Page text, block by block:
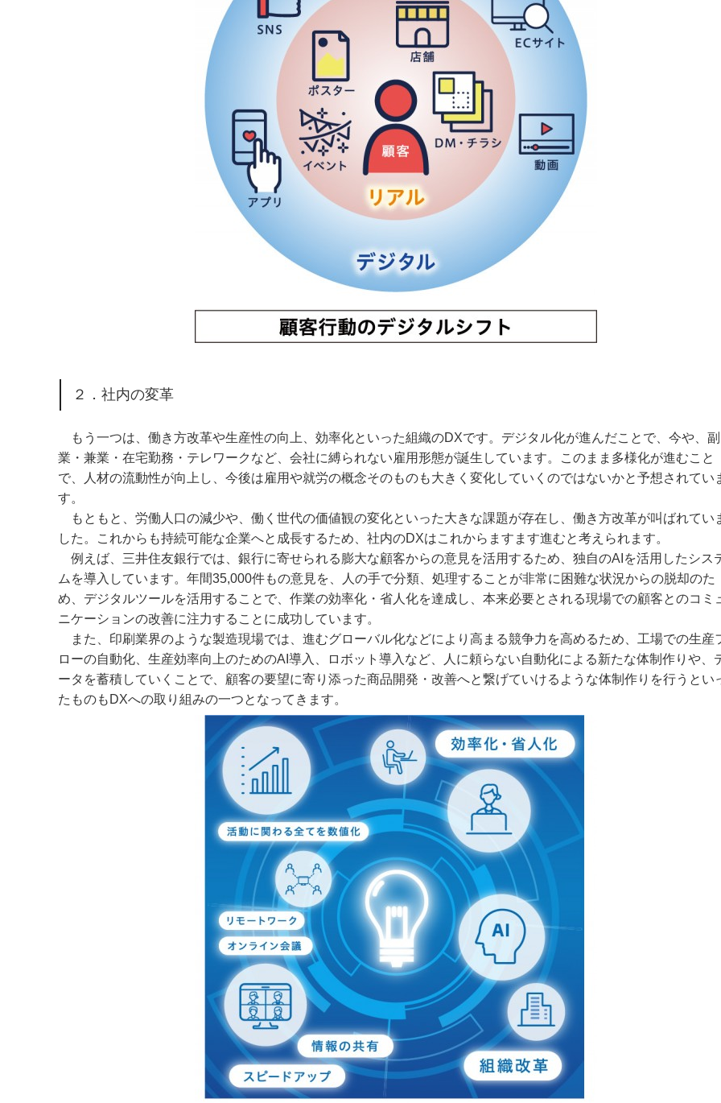
２．社内の変革
もう一つは、働き方改革や生産性の向上、効率化といった組織のDXです。デジタル化が進んだことで、今や、副
業・兼業・在宅勤務・テレワークなど、会社に縛られない雇用形態が誕生しています。このまま多様化が進むこと
で、人材の流動性が向上し、今後は雇用や就労の概念そのものも大きく変化していくのではないかと予想されてい
す。
もともと、労働人口の減少や、働く世代の価値観の変化といった大きな課題が存在し、働き方改革が叫ばれてい
した。これからも持続可能な企業へと成長するため、社内のDXはこれからますます進むと考えられます。
例えば、三井住友銀行では、銀行に寄せられる膨大な顧客からの意見を活用するため、独自のAIを活用したシス
ムを導入しています。年間35,000件もの意見を、人の手で分類、処理することが非常に困難な状況からの脱却のた
め、デジタルツールを活用することで、作業の効率化・省人化を達成し、本来必要とされる現場での顧客とのコミ
ニケーションの改善に注力することに成功しています。
また、印刷業界のような製造現場では、進むグローバル化などにより高まる競争力を高めるため、工場での生産
ローの自動化、生産効率向上のためのAI導入、ロボット導入など、人に頼らない自動化による新たな体制作りや、
ータを蓄積していくことで、顧客の要望に寄り添った商品開発・改善へと繋げていけるような体制作りを行うとい
たものもDXへの取り組みの一つとなってきます。